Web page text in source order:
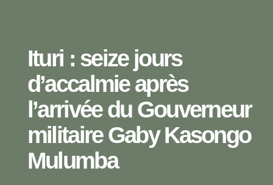
Ituri : seize jours
d’accalmie après
l’arrivée du Gouverneur
militaire Gaby Kasongo
Mulumba